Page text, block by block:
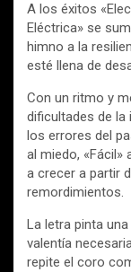
A los éxitos
Eléctrica» se
himno a la
esté llena de
Con un ritmo y
dificultades de la
los errores del
al miedo, «Fácil»
a crecer a partir
remordimientos.
La letra pinta
valentía
repite el coro